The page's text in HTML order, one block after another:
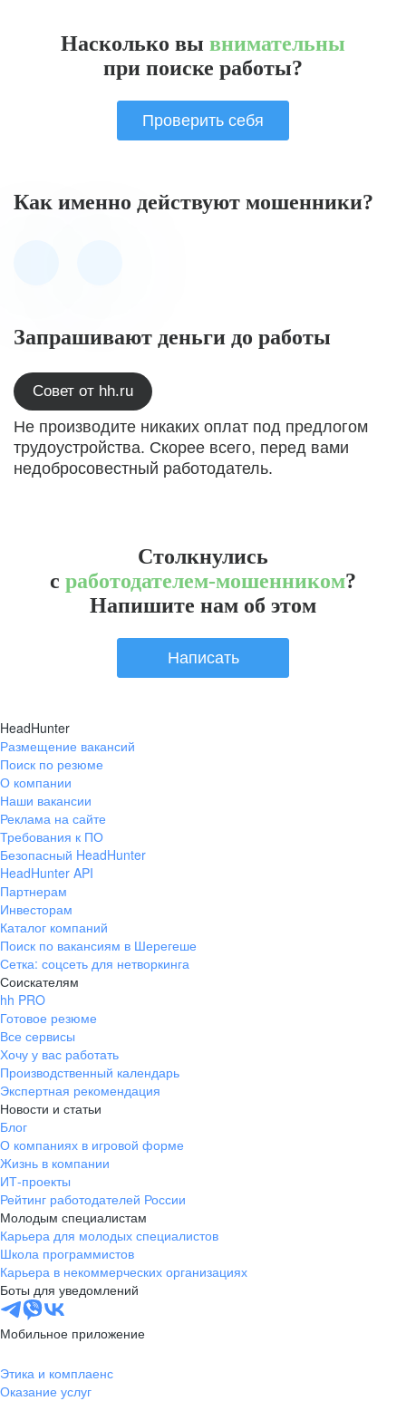
Насколько вы внимательны
при поиске работы?
Проверить себя
Как именно действуют мошенники?
Запрашивают деньги до работы
Совет от hh.ru
Не производите никаких оплат под предлогом
трудоустройства. Скорее всего, перед вами
недобросовестный работодатель.
Столкнулись
с работодателем-мошенником?
Напишите нам об этом
Написать
HeadHunter
Размещение вакансий
Поиск по резюме
О компании
Наши вакансии
Реклама на сайте
Требования к ПО
Безопасный HeadHunter
HeadHunter API
Партнерам
Инвесторам
Каталог компаний
Поиск по вакансиям в Шерегеше
Сетка: соцсеть для нетворкинга
Соискателям
hh PRO
Готовое резюме
Все сервисы
Хочу у вас работать
Производственный календарь
Экспертная рекомендация
Новости и статьи
Блог
О компаниях в игровой форме
Жизнь в компании
ИТ-проекты
Рейтинг работодателей России
Молодым специалистам
Карьера для молодых специалистов
Школа программистов
Карьера в некоммерческих организациях
Боты для уведомлений
Мобильное приложение
Этика и комплаенс
Оказание услуг